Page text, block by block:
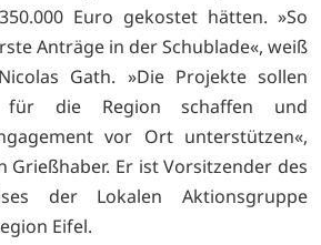
Euro gekostet hätten. »So
Anträge in der Schublade«, weiß
Gath. »Die Projekte sollen
für die Region schaffen und
vor Ort unterstützen«,
Grießhaber. Er ist Vorsitzender des
der Lokalen Aktionsgruppe
Eifel.